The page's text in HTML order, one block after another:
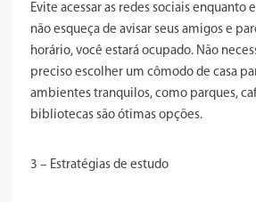
Evite acessar as redes sociais enquanto
não esqueça de avisar seus amigos e
horário, você estará ocupado. Não
preciso escolher um cômodo de casa
ambientes tranquilos, como parques,
bibliotecas são ótimas opções.
3 – Estratégias de estudo